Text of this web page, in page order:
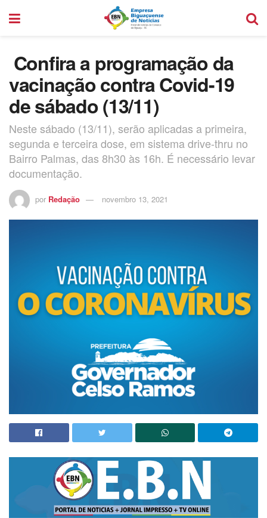
Confira a programação da
vacinação contra Covid-19
de sábado (13/11)
Neste sábado (13/11), serão aplicadas a primeira,
segunda e terceira dose, em sistema drive-thru no
Bairro Palmas, das 8h30 às 16h. É necessário levar
documentação.
por Redação novembro 13, 2021